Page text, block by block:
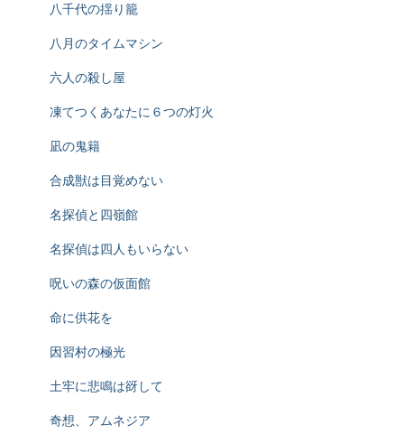
八千代の揺り籠
八月のタイムマシン
六人の殺し屋
凍てつくあなたに６つの灯火
凪の鬼籍
合成獣は目覚めない
名探偵と四嶺館
名探偵は四人もいらない
呪いの森の仮面館
命に供花を
因習村の極光
土牢に悲鳴は谺して
奇想、アムネジア